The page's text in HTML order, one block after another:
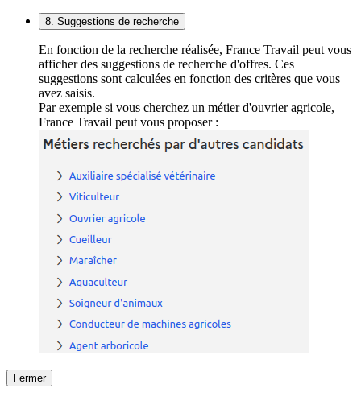
8. Suggestions de recherche
En fonction de la recherche réalisée, France Travail peut vous
afficher des suggestions de recherche d'offres. Ces
suggestions sont calculées en fonction des critères que vous
avez saisis.
Par exemple si vous cherchez un métier d'ouvrier agricole,
France Travail peut vous proposer :
Fermer